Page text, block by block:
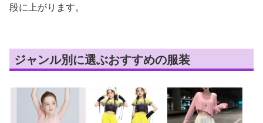
段に上がります。
ジャンル別に選ぶおすすめの服装